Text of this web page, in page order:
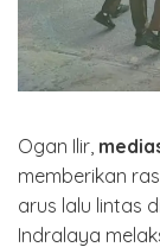
Ogan Ilir,
memberikan
arus lalu lintas
Indralaya